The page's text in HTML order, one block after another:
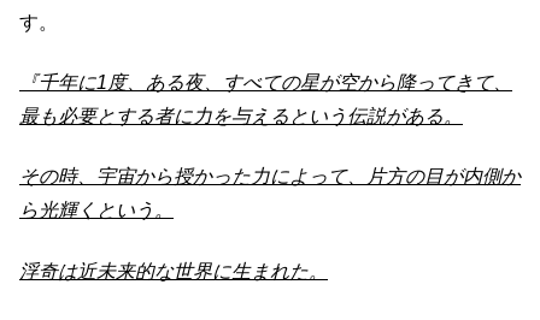
す。
『千年に1度、ある夜、すべての星が空から降ってきて、
最も必要とする者に力を与えるという伝説がある。
その時、宇宙から授かった力によって、片方の目が内側か
ら光輝くという。
浮奇は近未来的な世界に生まれた。